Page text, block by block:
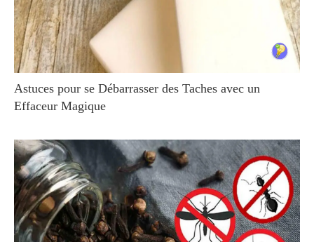
Astuces pour se Débarrasser des Taches avec un
Effaceur Magique